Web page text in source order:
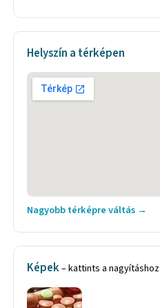
Helyszín a térképen
Nagyobb térképre váltás →
Képek– kattints a nagyításhoz